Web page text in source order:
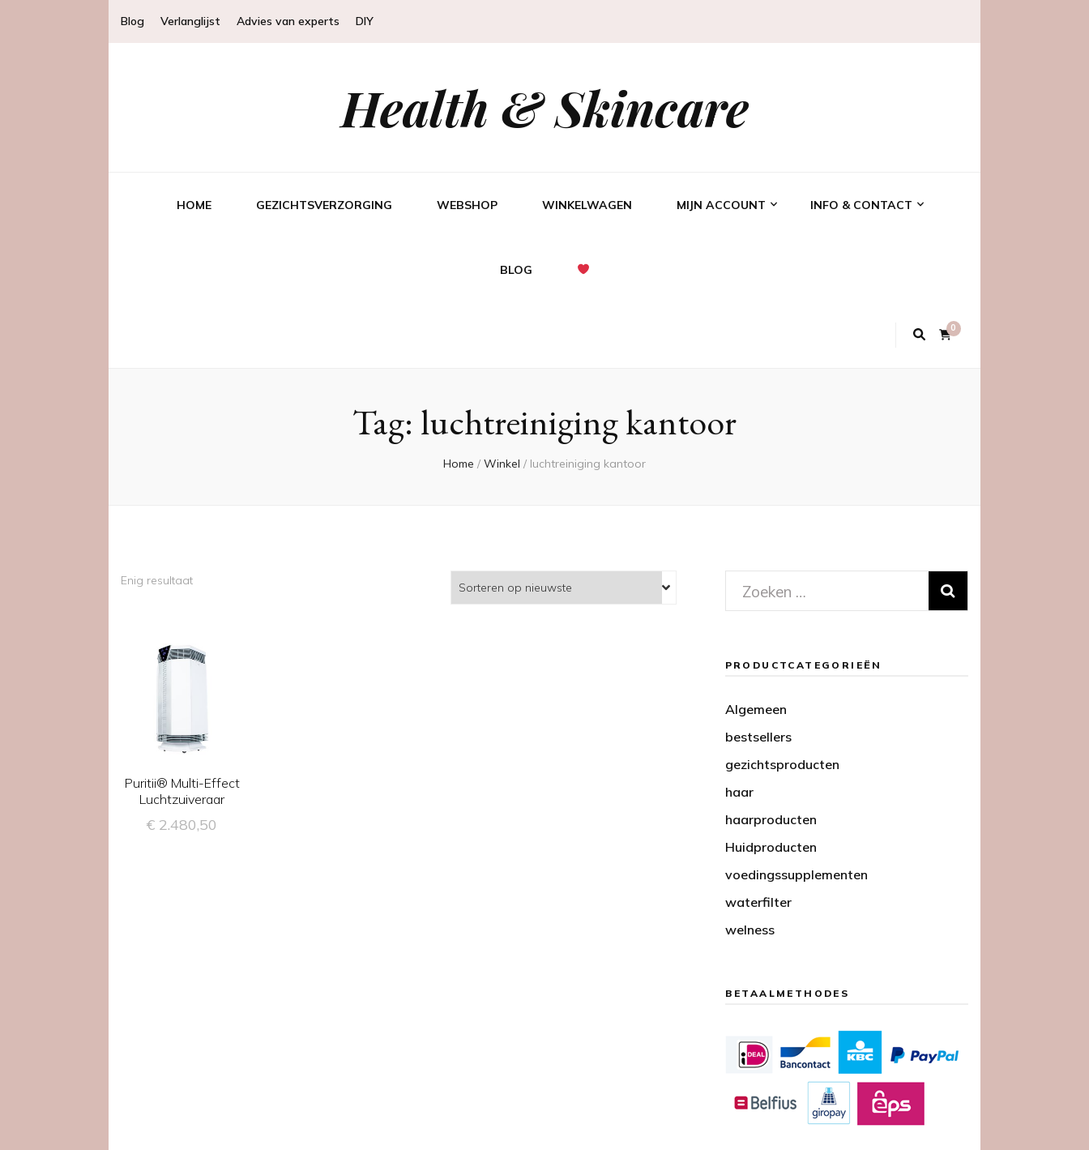
Blog Verlanglijst Advies van experts DIY
Health & Skincare
HOME GEZICHTSVERZORGING WEBSHOP WINKELWAGEN MIJN ACCOUNT INFO & CONTACT
BLOG
0
Tag: luchtreiniging kantoor
Home / Winkel / luchtreiniging kantoor
Enig resultaat
Puritii® Multi-Effect
Luchtzuiveraar
€ 2.480,50
Zoeken
naar:
PRODUCTCATEGORIEËN
Algemeen
bestsellers
gezichtsproducten
haar
haarproducten
Huidproducten
voedingssupplementen
waterfilter
welness
BETAALMETHODES